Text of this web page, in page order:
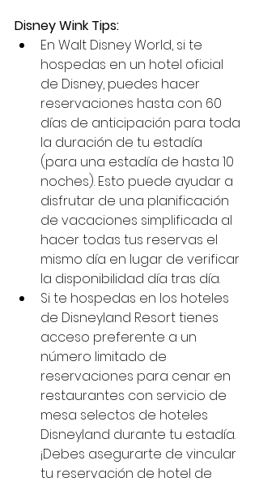
Disney Wink Tips:
En Walt Disney World, si te
hospedas en un hotel oficial
de Disney, puedes hacer
reservaciones hasta con 60
días de anticipación para toda
la duración de tu estadía
(para una estadía de hasta 10
noches). Esto puede ayudar a
disfrutar de una planificación
de vacaciones simplificada al
hacer todas tus reservas el
mismo día en lugar de verificar
la disponibilidad día tras día.
Si te hospedas en los hoteles
de Disneyland Resort tienes
acceso preferente a un
número limitado de
reservaciones para cenar en
restaurantes con servicio de
mesa selectos de hoteles
Disneyland durante tu estadía.
¡Debes asegurarte de vincular
tu reservación de hotel de